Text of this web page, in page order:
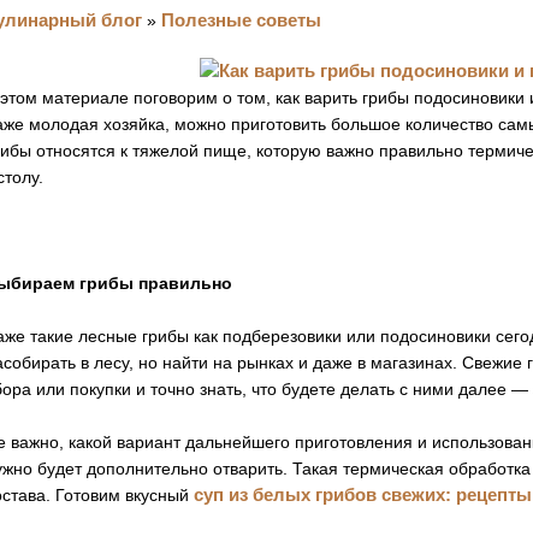
блог » Полезные советы
материале поговорим о том, как варить грибы
молодая хозяйка, можно приготовить большое количество
относятся к тяжелой пище, которую важно правильно
грибы правильно
такие лесные грибы как подберезовики или подосиновики
в лесу, но найти на рынках и даже в магазинах. Свежие
или покупки и точно знать, что будете делать с ними далее
важно, какой вариант дальнейшего приготовления и
будет дополнительно отварить. Такая термическая
Готовим вкусный суп из белых грибов свежих: